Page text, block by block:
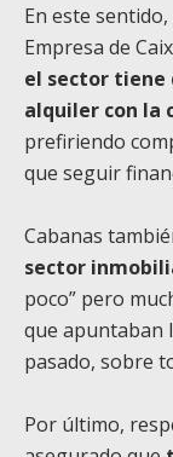
En este
Empresa de
el sector tiene
alquiler con la
prefiriendo
que seguir
Cabanas
sector
poco” pero
que apuntaban
pasado, sobre
Por último,